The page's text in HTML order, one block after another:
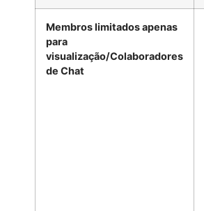
Membros limitados apenas
para
visualização/Colaboradores
de Chat